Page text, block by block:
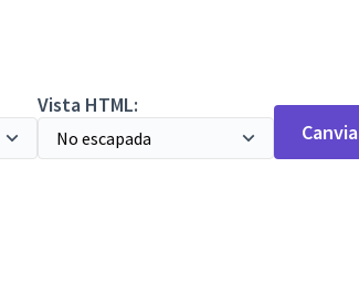
Vista HTML: